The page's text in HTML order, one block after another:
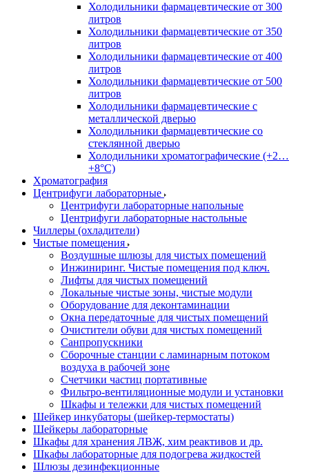
Холодильники фармацевтические от 300
литров
Холодильники фармацевтические от 350
литров
Холодильники фармацевтические от 400
литров
Холодильники фармацевтические от 500
литров
Холодильники фармацевтические с
металлической дверью
Холодильники фармацевтические со
стеклянной дверью
Холодильники хроматографические (+2…
+8°C)
Хроматография
Центрифуги лабораторные
Центрифуги лабораторные напольные
Центрифуги лабораторные настольные
Чиллеры (охладители)
Чистые помещения
Воздушные шлюзы для чистых помещений
Инжиниринг. Чистые помещения под ключ.
Лифты для чистых помещений
Локальные чистые зоны, чистые модули
Оборудование для деконтаминации
Окна передаточные для чистых помещений
Очистители обуви для чистых помещений
Санпропускники
Сборочные станции с ламинарным потоком
воздуха в рабочей зоне
Счетчики частиц портативные
Фильтро-вентиляционные модули и установки
Шкафы и тележки для чистых помещений
Шейкер инкубаторы (шейкер-термостаты)
Шейкеры лабораторные
Шкафы для хранения ЛВЖ, хим реактивов и др.
Шкафы лабораторные для подогрева жидкостей
Шлюзы дезинфекционные